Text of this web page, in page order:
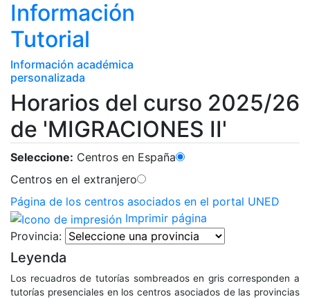
Información
Tutorial
Información académica
personalizada
Horarios del curso 2025/26
de 'MIGRACIONES II'
Seleccione: Centros en España
Centros en el extranjero
Página de los centros asociados en el portal UNED
Imprimir página
Provincia:
Leyenda
Los recuadros de tutorías sombreados en gris corresponden a
tutorías presenciales en los centros asociados de las provincias